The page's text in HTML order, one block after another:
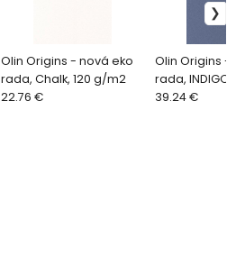
Olin Origins - nová eko
rada, Chalk, 120 g/m2
22.76 €
Olin Origins -
rada,
39.24 €